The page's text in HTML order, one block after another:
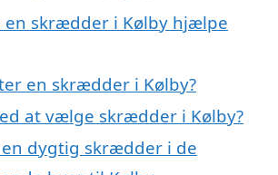
en skrædder i Kølby hjælpe
en skrædder i Kølby?
at vælge skrædder i Kølby?
en dygtig skrædder i de